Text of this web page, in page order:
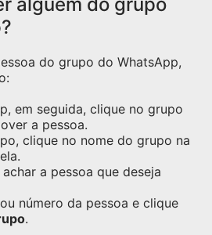
do grupo do WhatsApp,
em seguida, clique no grupo
a pessoa.
clique no nome do grupo na
a pessoa que deseja
número da pessoa e clique
.